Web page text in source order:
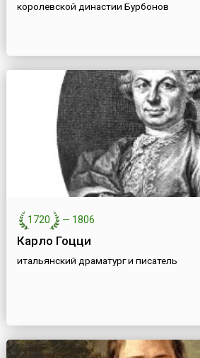
королевской династии Бурбонов
1720 — 1806
Карло Гоцци
итальянский драматург и писатель